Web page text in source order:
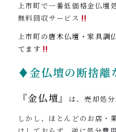
上市町で一番低価格金仏壇
無料回収サービス
上市町の唐木仏壇・家具調
てます
♦金仏壇の断捨
『金仏壇』
は、売却処
しかし、ほとんどのお店・